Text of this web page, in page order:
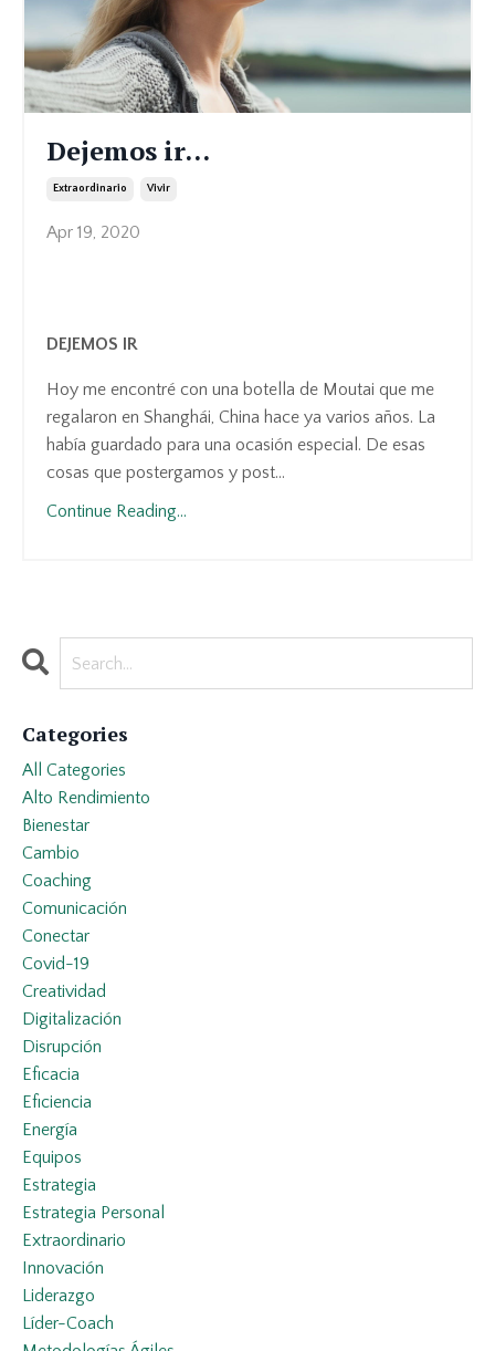
Dejemos ir...
Extraordinario Vivir
Apr 19, 2020
DEJEMOS IR
Hoy me encontré con una botella de Moutai que me
regalaron en Shanghái, China hace ya varios años. La
había guardado para una ocasión especial. De esas
cosas que postergamos y post...
Continue Reading...
Categories
All Categories
Alto Rendimiento
Bienestar
Cambio
Coaching
Comunicación
Conectar
Covid-19
Creatividad
Digitalización
Disrupción
Eficacia
Eficiencia
Energía
Equipos
Estrategia
Estrategia Personal
Extraordinario
Innovación
Liderazgo
Líder-Coach